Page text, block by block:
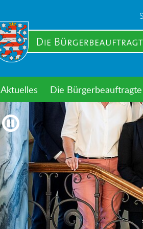
Aktuelles Die Bürgerbeauftragte